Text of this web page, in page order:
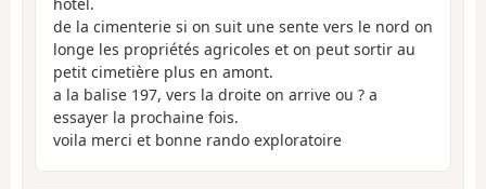
hôtel.
de la cimenterie si on suit une sente vers le nord on
longe les propriétés agricoles et on peut sortir au
petit cimetière plus en amont.
a la balise 197, vers la droite on arrive ou ? a
essayer la prochaine fois.
voila merci et bonne rando exploratoire